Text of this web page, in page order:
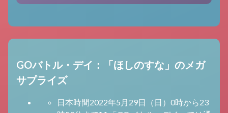
GOバトル・デイ：「ほしのすな」のメガ
サプライズ
日本時間2022年5月29日（日）0時から23